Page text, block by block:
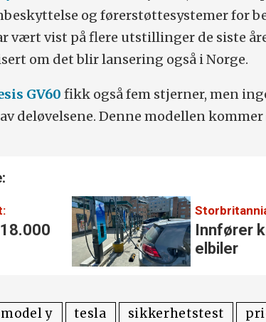
og førerstøttesystemer for
vært vist på flere utstillinger de siste
om det blir lansering også i Norge.
GV60 fikk også fem stjerner, men
deløvelsene. Denne modellen
Innfører
elbiler
y tesla sikkerhetstest